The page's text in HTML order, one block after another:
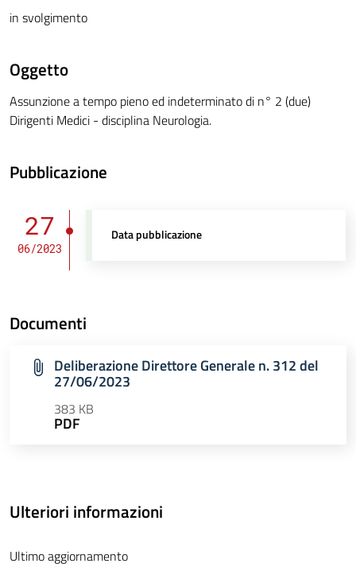
in svolgimento
Oggetto
Assunzione a tempo pieno ed indeterminato di n° 2 (due)
Dirigenti Medici - disciplina Neurologia.
Pubblicazione
27
06/2023
Data pubblicazione
Documenti
Deliberazione Direttore Generale n. 312 del
27/06/2023
383 KB
PDF
Ulteriori informazioni
Ultimo aggiornamento